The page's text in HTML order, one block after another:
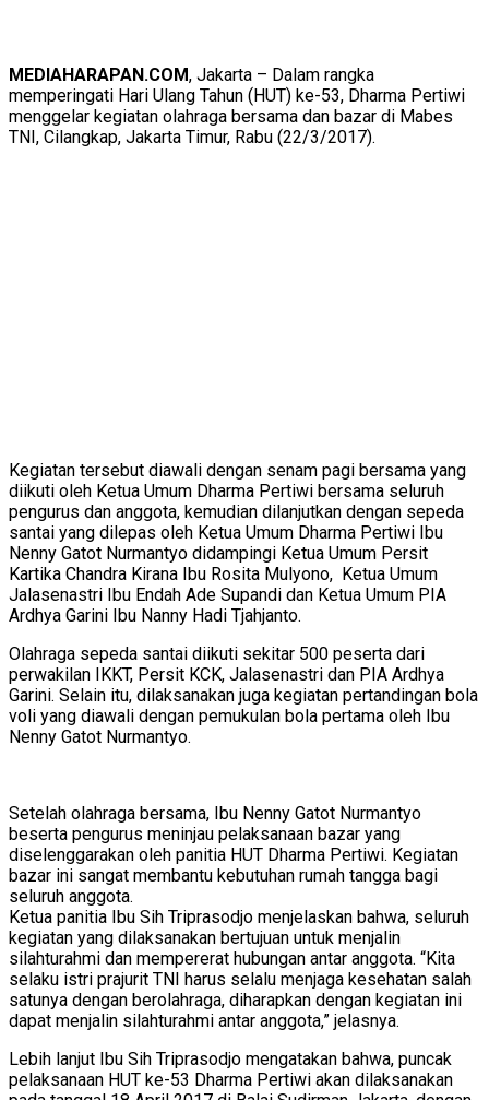
MEDIAHARAPAN.COM, Jakarta – Dalam rangka
memperingati Hari Ulang Tahun (HUT) ke-53, Dharma Pertiwi
menggelar kegiatan olahraga bersama dan bazar di Mabes
TNI, Cilangkap, Jakarta Timur, Rabu (22/3/2017).
Kegiatan tersebut diawali dengan senam pagi bersama yang
diikuti oleh Ketua Umum Dharma Pertiwi bersama seluruh
pengurus dan anggota, kemudian dilanjutkan dengan sepeda
santai yang dilepas oleh Ketua Umum Dharma Pertiwi Ibu
Nenny Gatot Nurmantyo didampingi Ketua Umum Persit
Kartika Chandra Kirana Ibu Rosita Mulyono, Ketua Umum
Jalasenastri Ibu Endah Ade Supandi dan Ketua Umum PIA
Ardhya Garini Ibu Nanny Hadi Tjahjanto.
Olahraga sepeda santai diikuti sekitar 500 peserta dari
perwakilan IKKT, Persit KCK, Jalasenastri dan PIA Ardhya
Garini. Selain itu, dilaksanakan juga kegiatan pertandingan bola
voli yang diawali dengan pemukulan bola pertama oleh Ibu
Nenny Gatot Nurmantyo.
Setelah olahraga bersama, Ibu Nenny Gatot Nurmantyo
beserta pengurus meninjau pelaksanaan bazar yang
diselenggarakan oleh panitia HUT Dharma Pertiwi. Kegiatan
bazar ini sangat membantu kebutuhan rumah tangga bagi
seluruh anggota.
Ketua panitia Ibu Sih Triprasodjo menjelaskan bahwa, seluruh
kegiatan yang dilaksanakan bertujuan untuk menjalin
silahturahmi dan mempererat hubungan antar anggota. “Kita
selaku istri prajurit TNI harus selalu menjaga kesehatan salah
satunya dengan berolahraga, diharapkan dengan kegiatan ini
dapat menjalin silahturahmi antar anggota,” jelasnya.
Lebih lanjut Ibu Sih Triprasodjo mengatakan bahwa, puncak
pelaksanaan HUT ke-53 Dharma Pertiwi akan dilaksanakan